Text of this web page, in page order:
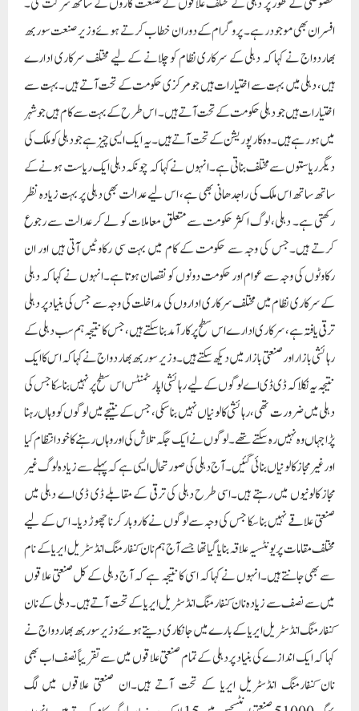
رکھتی ہے۔ دہلی، لوگ اکثر حکومت سے متعلق معاملات کو لے کر عدالت سے رجوع
کرتے ہیں۔جس کی وجہ سے حکومت کے کام میں بہت سی رکاوٹیں آتی ہیں اور ان
رکاوٹوں کی وجہ سے عوام اور حکومت دونوں کو نقصان ہوتا ہے۔انہوں نے کہا کہ دہلی
کے سرکاری نظام میں مختلف سرکاری اداروں کی مداخلت کی وجہ سے جس کی بنیاد پر دہلی
ترقی یافتہ ہے، سرکاری ادارے اس سطح پر کارآمد بنا سکتے ہیں، جس کا نتیجہ ہم سب دہلی کے
رہائشی بازار اور صنعتی بازار میں دیکھ سکتے ہیں۔وزیر سوربھ بھاردواج نے کہا کہ اس کا ایک
نتیجہ یہ نکلا کہ ڈی ڈی اے لوگوں کے لیے رہائشی اپارٹمنٹس اس سطح پر نہیں بنا سکا جس کی
دہلی میں ضرورت تھی، رہائشی کالونیاں نہیں بنا سکی، جس کے نتیجے میں لوگوں کو وہاں رہنا
پڑا جہاں وہ نہیں رہ سکتے تھے۔ لوگوں نے ایک جگہ تلاش کی اور وہاں رہنے کا خود انتظام کیا
اورغیر مجاز کالونیاں بنائی گئیں۔آج دہلی کی صورتحال ایسی ہے کہ پہلے سے زیادہ لوگ غیر
مجاز کالونیوں میں رہتے ہیں۔اسی طرح دہلی کی ترقی کے مقابلے ڈی ڈی اے دہلی میں
صنعتی علاقے نہیں بنا سکا جس کی وجہ سے لوگوں نے کاروبار کرنا چھوڑ دیا۔ اس کے لیے
مختلف مقامات پر یونٹسیہ علاقہ بنایا گیا تھا جسے آج ہم نان کنفارمنگ انڈسٹریل ایریا کے نام
سے بھی جانتے ہیں۔انہوں نے کہا کہ اسی کا نتیجہ ہے کہ آج دہلی کے کل صنعتی علاقوں
میں سے نصف سے زیادہ نان کنفارمنگ انڈسٹریل ایریا کے تحت آتے ہیں۔دہلی کے نان
کنفارمنگ انڈسٹریل ایریا کے بارے میں جانکاری دیتے ہوئے وزیر سوربھ بھاردواج نے
کہا کہ ایک اندازے کی بنیاد پر دہلی کے تمام صنعتی علاقوں میں سے تقریباً نصف اب بھی
نان کنفارمنگ انڈسٹریل ایریا کے تحت آتے ہیں۔ان صنعتی علاقوں میں لگ
بھگ 51000 صنعتی یونٹسجس میں 15 لاکھ سے زیادہ لوگ کام کرتے ہیں۔انہوں
نے کہا کہ چونکہ دہلی میں ڈی ڈی اے کی طرف سے دہلی کی ترقی کی سطح کے مطابق صنعتی
علاقہ نہیں بنایا گیا تھا، جس کی وجہ سے لوگوں کو زرعی زمین اور رہائشی زمین پر کاروبار کرنا
پڑتا ہے۔لیکن صنعتی علاقہ تھا۔ اس کا نتیجہ ہوا یہ کہ یہ تمام صنعتی علاقے آج تک ترقی
نہیں کر سکے کیونکہ حکومتی پالیسیوں کے مطابق صنعتی علاقے زرعی اراضی یا رہائشی زمین
پر نہیں بن سکتے اور اگر ایسا ہوتا ہے تو اس کی وجہ یہ ہے کہ یہ حکومتی قواعد کے خلاف
ہے۔ چاہے وہ ان صنعتی علاقوں کو ترقی نہ دے سکے۔سوربھ بھاردواج جی نے کہا کہ
چونکہ یہ ایک غیر سازگار صنعتی علاقہ ہے، اس لیے ان چھوٹے صنعتی علاقوں کو ختم نہیں